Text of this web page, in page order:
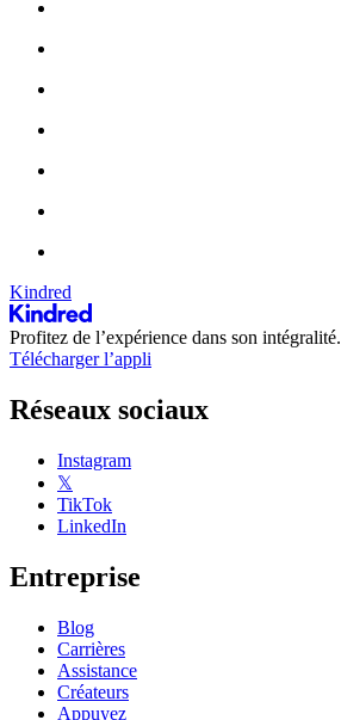
Kindred
Profitez de l’expérience dans son intégralité.
Télécharger l’appli
Réseaux sociaux
Instagram
𝕏
TikTok
LinkedIn
Entreprise
Blog
Carrières
Assistance
Créateurs
Appuyez